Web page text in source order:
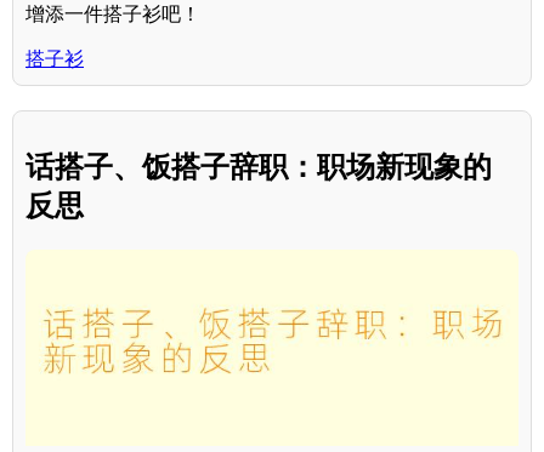
增添一件搭子衫吧！
搭子衫
话搭子、饭搭子辞职：职场新现象的
反思